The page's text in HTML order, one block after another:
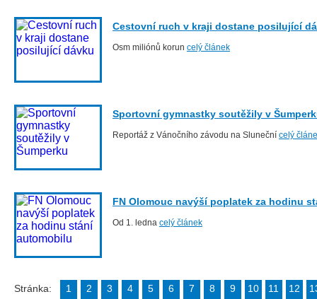
Cestovní ruch v kraji dostane posilující
Osm miliónů korun celý článek
Sportovní gymnastky soutěžily v
Reportáž z Vánočního závodu na Sluneční celý
FN Olomouc navýší poplatek za hodinu
Od 1. ledna celý článek
Stránka: 1 2 3 4 5 6 7 8 9 10 11 12